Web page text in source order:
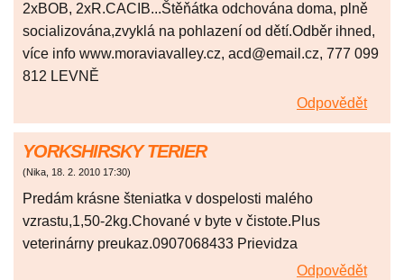
2xBOB, 2xR.CACIB...Štěňátka odchována doma, plně
socializována,zvyklá na pohlazení od dětí.Odběr ihned,
více info www.moraviavalley.cz, acd@email.cz, 777 099
812 LEVNĚ
Odpovědět
YORKSHIRSKY TERIER
(Nika, 18. 2. 2010 17:30)
Predám krásne šteniatka v dospelosti malého
vzrastu,1,50-2kg.Chované v byte v čistote.Plus
veterinárny preukaz.0907068433 Prievidza
Odpovědět